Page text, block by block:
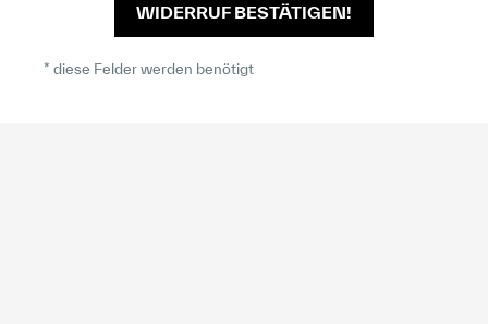
WIDERRUF BESTÄTIGEN!
* diese Felder werden benötigt